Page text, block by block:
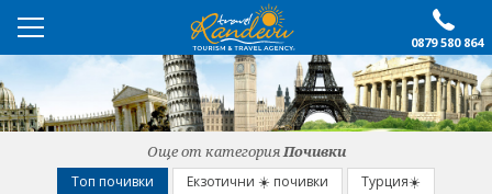
0879 580 864
ПРЕПОРЪЧАНО
ЕКСКУРЗИИ
ПОЧИВКИ
Още от категорияПочивки
Топ почивки Екзотични ☀️ почивки
Турция☀️